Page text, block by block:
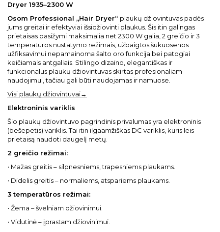
Dryer 1935–2300 W
Osom Professional „Hair Dryer“ plaukų džiovintuvas padės
jums greitai ir efektyviai išsidžiovinti plaukus. Šis itin galingas
prietaisas pasižymi maksimalia net 2300 W galia, 2 greičio ir 3
temperatūros nustatymo režimais, užbaigtos šukuosenos
užfiksavimui nepamainoma šalto oro funkcija bei patogiai
keičiamais antgaliais. Stilingo dizaino, elegantiškas ir
funkcionalus plaukų džiovintuvas skirtas profesionaliam
naudojimui, tačiau gali būti naudojamas ir namuose.
Visi plaukų džiovintuvai→
Elektroninis variklis
Šio plaukų džiovintuvo pagrindinis privalumas yra elektroninis
(bešepetis) variklis. Tai itin ilgaamžiškas DC variklis, kuris leis
prietaisą naudoti daugelį metų.
2 greičio režimai:
• Mažas greitis – silpnesniems, trapesniems plaukams.
• Didelis greitis – normaliems, atspariems plaukams.
3 temperatūros režimai:
• Žema – švelniam džiovinimui.
• Vidutinė – įprastam džiovinimui.